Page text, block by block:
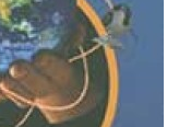
الدين والفلسفة.
- هل تعلم أن
يتكون في